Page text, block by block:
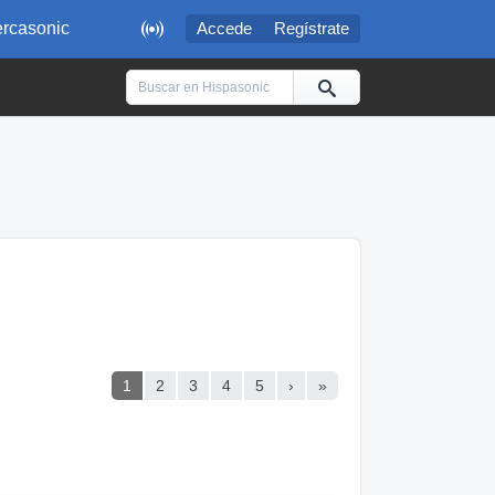
 Accede Regístrate
1 2 3 4 5 › »